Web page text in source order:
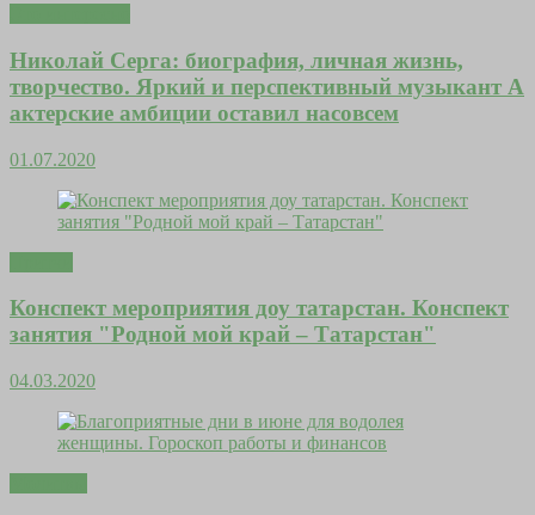
Николай Серга: биография, личная жизнь,
творчество. Яркий и перспективный музыкант А
актерские амбиции оставил насовсем
01.07.2020
Конспект мероприятия доу татарстан. Конспект
занятия "Родной мой край – Татарстан"
04.03.2020